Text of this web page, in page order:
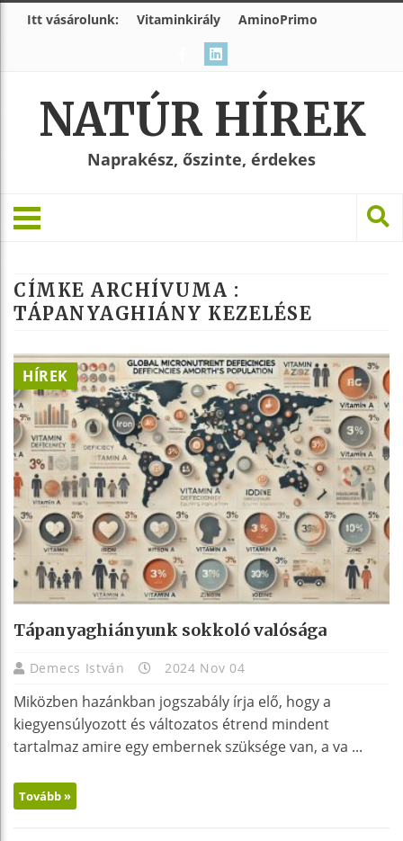
Itt vásárolunk: Vitaminkirály AminoPrimo
NATÚR HÍREK
Naprakész, őszinte, érdekes
CÍMKE ARCHÍVUMA :
TÁPANYAGHIÁNY KEZELÉSE
HÍREK
Tápanyaghiányunk sokkoló valósága
Demecs István 2024 Nov 04
Miközben hazánkban jogszabály írja elő, hogy a
kiegyensúlyozott és változatos étrend mindent
tartalmaz amire egy embernek szüksége van, a va ...
Tovább »